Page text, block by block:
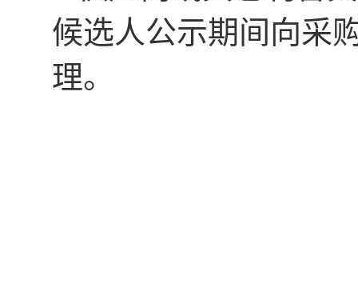
候选人公示期间向采
理。